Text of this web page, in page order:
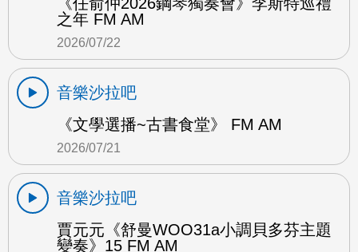
之年 FM AM
2026/07/22
音樂沙拉吧
《文學選播~古書食堂》 FM AM
2026/07/21
音樂沙拉吧
賈元元《舒曼WOO31a小調貝多芬主題
變奏》15 FM AM